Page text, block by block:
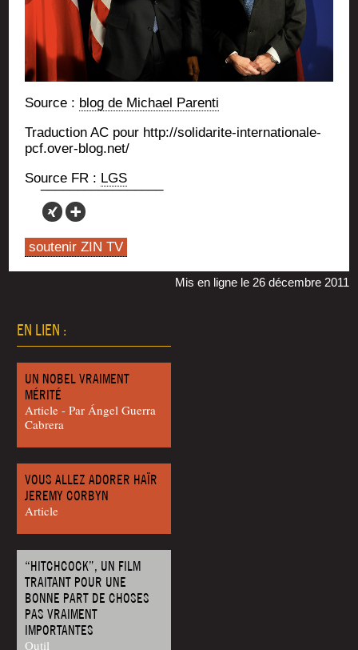
EN LIEN :
UN NOBEL VRAIMENT
MÉRITÉ
Article - Par Ángel Guerra
Cabrera
VOUS ALLEZ ADORER HAÏR
JEREMY CORBYN
Article
“HITCHCOCK”, UN FILM
TRAITANT POUR UNE
BONNE PART DE CHOSES
PAS VRAIMENT
IMPORTANTES
Outil
Source : blog de Michael Parenti
Tra­duc­tion AC pour http://solidarite-internationale-
pcf.over-blog.net/
Source FR : LGS
soutenir ZIN TV
Mis en ligne le 26 décembre 2011